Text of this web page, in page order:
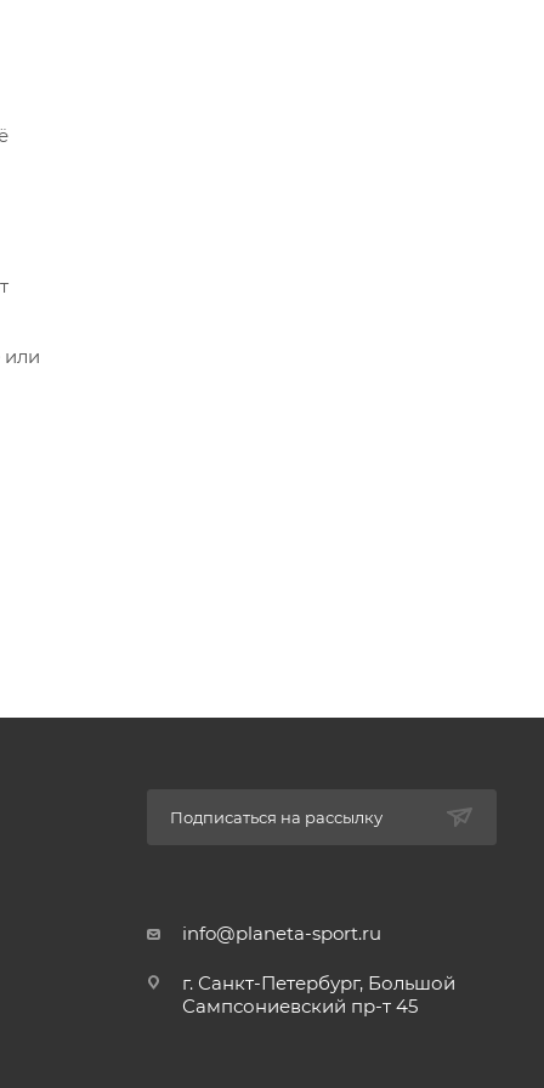
или
Подписаться на рассылку
info@planeta-sport.ru
г. Санкт-Петербург, Большой
Сампсониевский пр-т 45